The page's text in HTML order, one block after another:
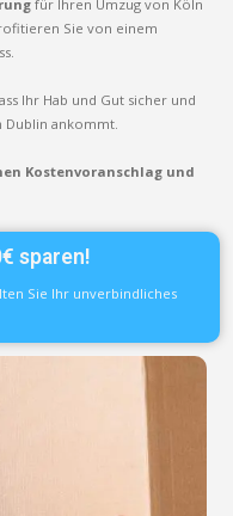
für Ihren Umzug von Köln
Sie von einem
Ihr Hab und Gut sicher und
ankommt.
Kostenvoranschlag und
sparen!
Sie Ihr unverbindliches